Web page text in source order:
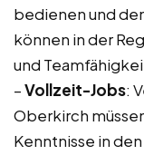
bedienen und
können in der
und
–Vollzeit-Jobs:
Oberkirch
Kenntnisse in